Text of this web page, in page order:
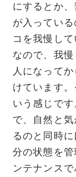
にするとか
が入ってい
コを我慢し
なので、我
人になって
けています
いう感じで
で、自然と
るのと同時
分の状態を
ンテナンス